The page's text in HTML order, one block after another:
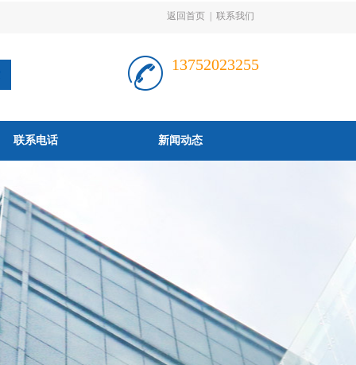
返回首页 联系我们
13752023255
联系电话 新闻动态